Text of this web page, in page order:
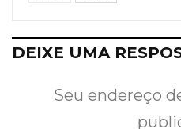
DEIXE UMA
Seu endereço